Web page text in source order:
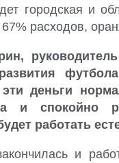
городская и
67% расходов,
деньги
и спокойно
работать
и